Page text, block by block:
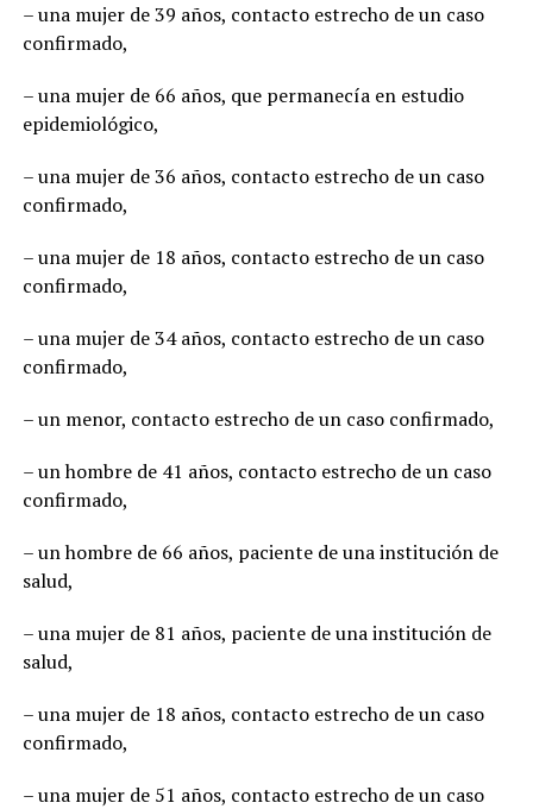
– una mujer de 39 años, contacto estrecho de un caso
confirmado,
– una mujer de 66 años, que permanecía en estudio
epidemiológico,
– una mujer de 36 años, contacto estrecho de un caso
confirmado,
– una mujer de 18 años, contacto estrecho de un caso
confirmado,
– una mujer de 34 años, contacto estrecho de un caso
confirmado,
– un menor, contacto estrecho de un caso confirmado,
– un hombre de 41 años, contacto estrecho de un caso
confirmado,
– un hombre de 66 años, paciente de una institución de
salud,
– una mujer de 81 años, paciente de una institución de
salud,
– una mujer de 18 años, contacto estrecho de un caso
confirmado,
– una mujer de 51 años, contacto estrecho de un caso